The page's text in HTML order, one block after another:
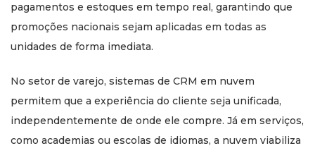
pagamentos e estoques em tempo real, garantindo que
promoções nacionais sejam aplicadas em todas as
unidades de forma imediata.
No setor de varejo, sistemas de CRM em nuvem
permitem que a experiência do cliente seja unificada,
independentemente de onde ele compre. Já em serviços,
como academias ou escolas de idiomas, a nuvem viabiliza